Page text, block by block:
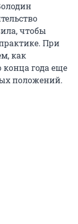
чтобы
При
как
года еще
положений.